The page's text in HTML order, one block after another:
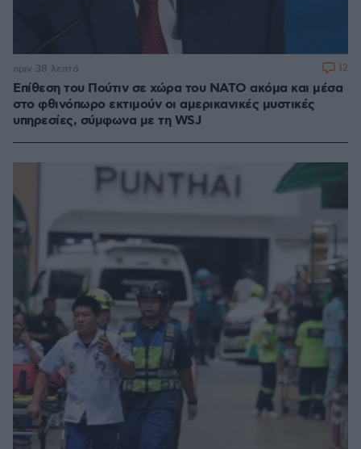
Επίθεση του Πούτιν σε χώρα του ΝΑΤΟ ακόμα και μέσα
στο φθινόπωρο εκτιμούν οι αμερικανικές μυστικές
υπηρεσίες, σύμφωνα με τη WSJ
πριν 38 λεπτά 12